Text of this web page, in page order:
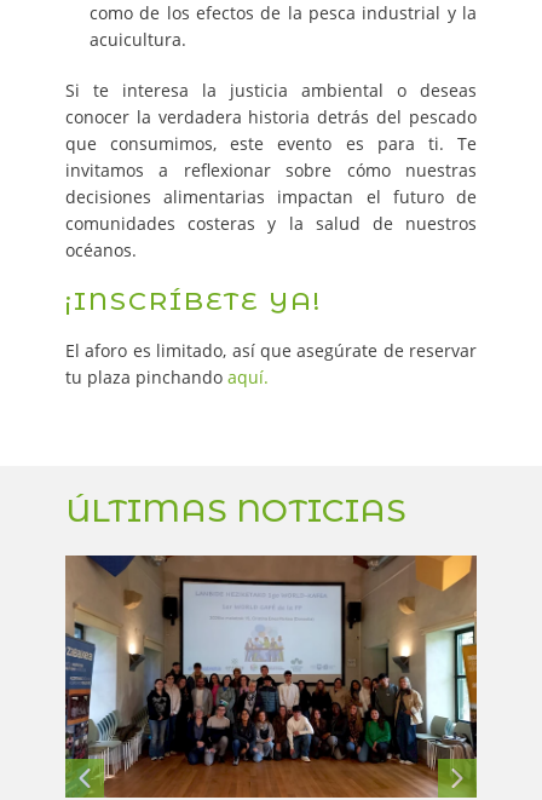
como de los efectos de la pesca industrial y la
acuicultura.
Si te interesa la justicia ambiental o deseas
conocer la verdadera historia detrás del pescado
que consumimos, este evento es para ti. Te
invitamos a reflexionar sobre cómo nuestras
decisiones alimentarias impactan el futuro de
comunidades costeras y la salud de nuestros
océanos.
¡INSCRÍBETE YA!
El aforo es limitado, así que asegúrate de reservar
tu plaza pinchando aquí.
ÚLTIMAS NOTICIAS